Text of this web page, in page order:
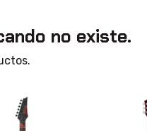
no existe.